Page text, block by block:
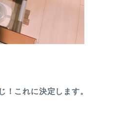
！これに決定します。